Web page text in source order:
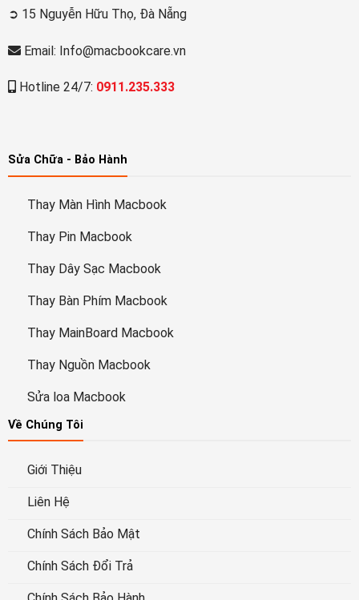
➲ 15 Nguyễn Hữu Thọ, Đà Nẵng
Email: Info@macbookcare.vn
Hotline 24/7: 0911.235.333
Sửa Chữa - Bảo Hành
Thay Màn Hình Macbook
Thay Pin Macbook
Thay Dây Sạc Macbook
Thay Bàn Phím Macbook
Thay MainBoard Macbook
Thay Nguồn Macbook
Sửa loa Macbook
Về Chúng Tôi
Giới Thiệu
Liên Hệ
Chính Sách Bảo Mật
Chính Sách Đổi Trả